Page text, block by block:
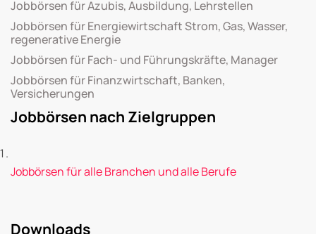
Jobbörsen für Azubis, Ausbildung, Lehrstellen
Jobbörsen für Energiewirtschaft Strom, Gas, Wasser,
regenerative Energie
Jobbörsen für Fach- und Führungskräfte, Manager
Jobbörsen für Finanzwirtschaft, Banken,
Versicherungen
Jobbörsen nach Zielgruppen
Jobbörsen für alle Branchen und alle Berufe
Downloads